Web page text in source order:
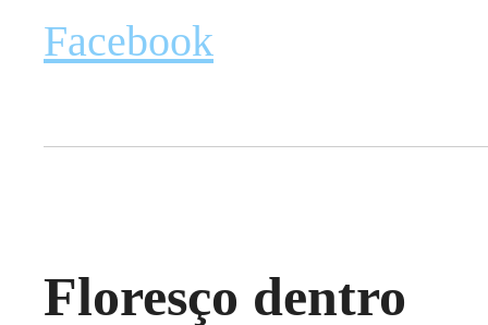
Facebook
Floresço dentro